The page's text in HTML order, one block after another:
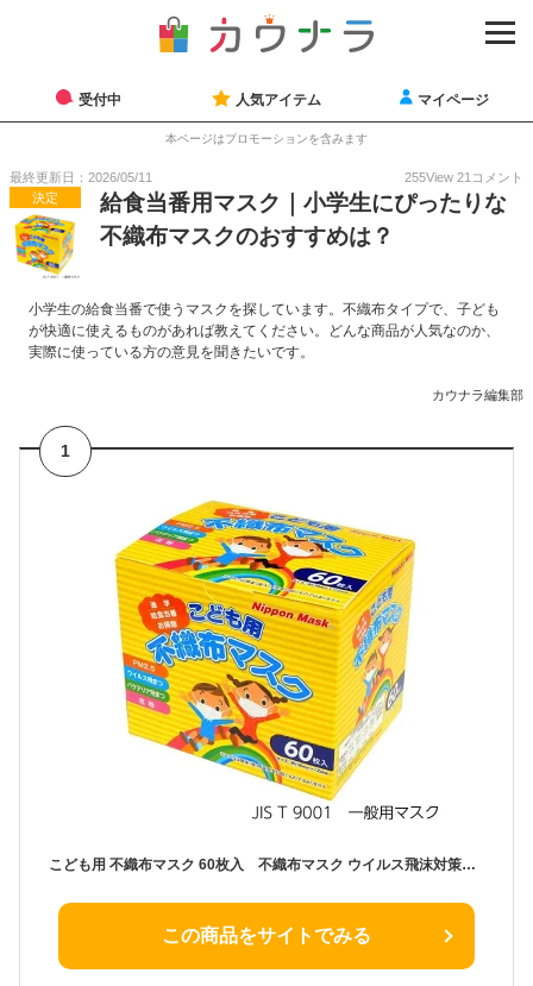
受付中 人気アイテム マイページ
本ページはプロモーションを含みます
最終更新日：2026/05/11 255View 21 コメント
決定
給食当番用マスク｜小学生にぴったりな
不織布マスクのおすすめは？
小学生の給食当番で使うマスクを探しています。不織布タイプで、子ども
が快適に使えるものがあれば教えてください。どんな商品が人気なのか、
実際に使っている方の意見を聞きたいです。
カウナラ編集部
1
こども用 不織布マスク 60枚入 不織布マスク ウイルス飛沫対策 JIS規格適合品 日本マスク 公式 横井定 定番 小学生 学童 おすすめ
この商品をサイトでみる